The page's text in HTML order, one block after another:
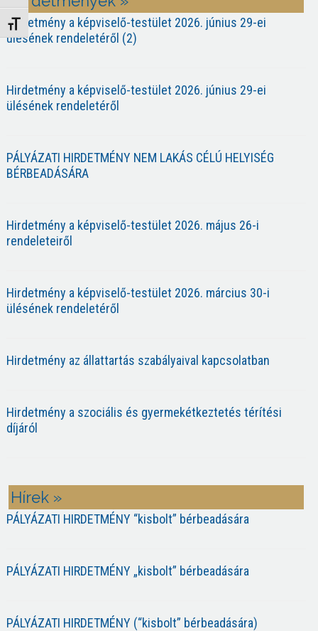
Betűméret váltása
Hirdetmény a képviselő-testület 2026. június 29-ei
ülésének rendeletéről (2)
Hirdetmény a képviselő-testület 2026. június 29-ei
ülésének rendeletéről
PÁLYÁZATI HIRDETMÉNY NEM LAKÁS CÉLÚ HELYISÉG
BÉRBEADÁSÁRA
Hirdetmény a képviselő-testület 2026. május 26-i
rendeleteiről
Hirdetmény a képviselő-testület 2026. március 30-i
ülésének rendeletéről
Hirdetmény az állattartás szabályaival kapcsolatban
Hirdetmény a szociális és gyermekétkeztetés térítési
díjáról
Hírek »
PÁLYÁZATI HIRDETMÉNY “kisbolt” bérbeadására
PÁLYÁZATI HIRDETMÉNY „kisbolt” bérbeadására
PÁLYÁZATI HIRDETMÉNY (“kisbolt” bérbeadására)